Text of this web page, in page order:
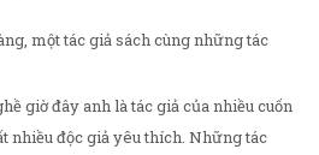
một tác giả sách cùng những tác
giờ đây anh là tác giả của nhiều cuốn
nhiều độc giả yêu thích. Những tác